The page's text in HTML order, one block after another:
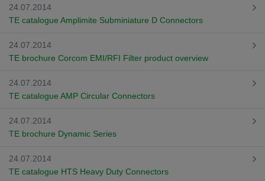
24.07.2014
TE catalogue Amplimite Subminiature D Connectors
24.07.2014
TE brochure Corcom EMI/RFI Filter product overview
24.07.2014
TE catalogue AMP Circular Connectors
24.07.2014
TE brochure Dynamic Series
24.07.2014
TE catalogue HTS Heavy Duty Connectors